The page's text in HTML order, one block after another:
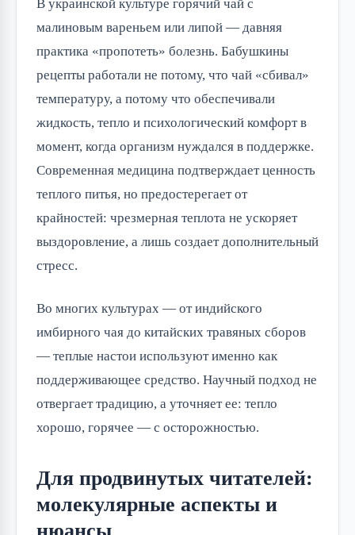
В украинской культуре горячий чай с
малиновым вареньем или липой — давняя
практика «пропотеть» болезнь. Бабушкины
рецепты работали не потому, что чай «сбивал»
температуру, а потому что обеспечивали
жидкость, тепло и психологический комфорт в
момент, когда организм нуждался в поддержке.
Современная медицина подтверждает ценность
теплого питья, но предостерегает от
крайностей: чрезмерная теплота не ускоряет
выздоровление, а лишь создает дополнительный
стресс.
Во многих культурах — от индийского
имбирного чая до китайских травяных сборов
— теплые настои используют именно как
поддерживающее средство. Научный подход не
отвергает традицию, а уточняет ее: тепло
хорошо, горячее — с осторожностью.
Для продвинутых читателей:
молекулярные аспекты и